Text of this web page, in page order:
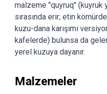
malzeme "quyruq" (kuyruk
sırasında erir; etin
kuzu-dana karışımı
kafelerde) bulunsa da
yerel kuzuya dayanır.
Malzemeler